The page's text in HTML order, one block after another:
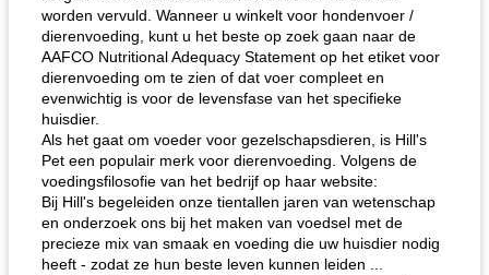
worden vervuld. Wanneer u winkelt voor hondenvoer /
dierenvoeding, kunt u het beste op zoek gaan naar de
AAFCO Nutritional Adequacy Statement op het etiket voor
dierenvoeding om te zien of dat voer compleet en
evenwichtig is voor de levensfase van het specifieke
huisdier.
Als het gaat om voeder voor gezelschapsdieren, is Hill's
Pet een populair merk voor dierenvoeding. Volgens de
voedingsfilosofie van het bedrijf op haar website:
Bij Hill's begeleiden onze tientallen jaren van wetenschap
en onderzoek ons ​​bij het maken van voedsel met de
precieze mix van smaak en voeding die uw huisdier nodig
heeft - zodat ze hun beste leven kunnen leiden ...